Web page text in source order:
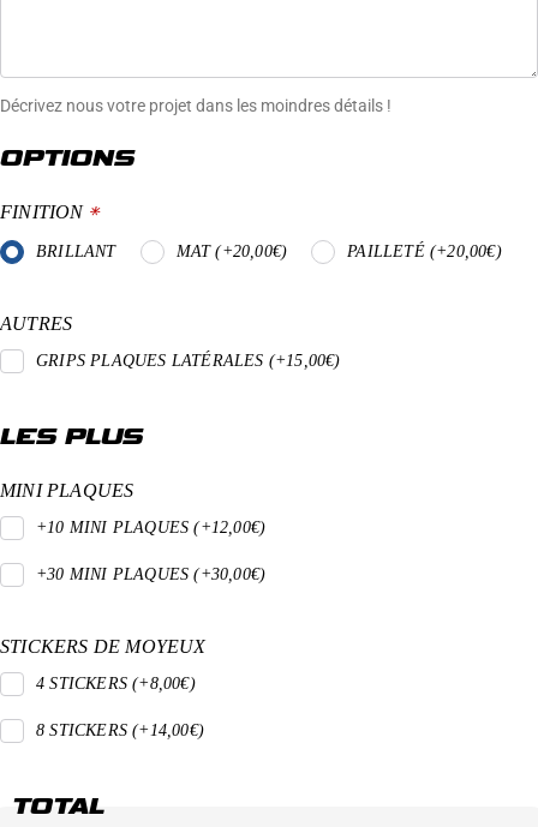
Décrivez nous votre projet dans les moindres détails !
OPTIONS
FINITION *
BRILLANT MAT (+20,00€) PAILLETÉ (+20,00€)
AUTRES
GRIPS PLAQUES LATÉRALES (+15,00€)
LES PLUS
MINI PLAQUES
+10 MINI PLAQUES (+12,00€)
+30 MINI PLAQUES (+30,00€)
STICKERS DE MOYEUX
4 STICKERS (+8,00€)
8 STICKERS (+14,00€)
TOTAL